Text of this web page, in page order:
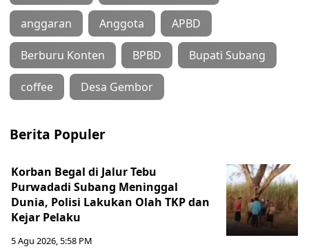
anggaran Anggota APBD
Berburu Konten BPBD Bupati Subang
coffee Desa Gembor
Berita Populer
Korban Begal di Jalur Tebu
Purwadadi Subang Meninggal
Dunia, Polisi Lakukan Olah TKP dan
Kejar Pelaku
5 Agu 2026, 5:58 PM